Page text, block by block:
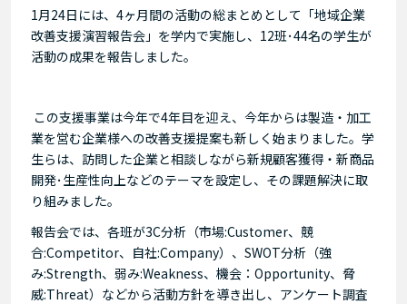
1月24日には、4ヶ月間の活動の総まとめとして「地域企業
改善支援演習報告会」を学内で実施し、12班･44名の学生が
活動の成果を報告しました。
この支援事業は今年で4年目を迎え、今年からは製造・加工
業を営む企業様への改善支援提案も新しく始まりました。学
生らは、訪問した企業と相談しながら新規顧客獲得・新商品
開発･生産性向上などのテーマを設定し、その課題解決に取
り組みました。
報告会では、各班が3C分析（市場:Customer、競
合:Competitor、自社:Company）、SWOT分析（強
み:Strength、弱み:Weakness、機会：Opportunity、脅
威:Threat）などから活動方針を導き出し、アンケート調査